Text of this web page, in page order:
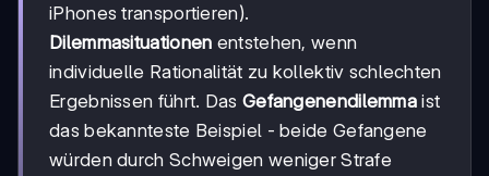
iPhones transportieren).
Dilemmasituationen entstehen, wenn
individuelle Rationalität zu kollektiv schlechten
Ergebnissen führt. Das Gefangenendilemma ist
das bekannteste Beispiel - beide Gefangene
würden durch Schweigen weniger Strafe